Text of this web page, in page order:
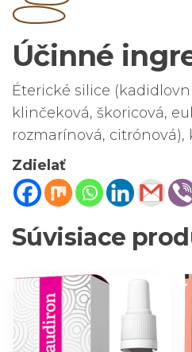
Účinné
Éterické silice
klinčeková, škoricová,
rozmarínová, citrónová),
Zdielať
Súvisiace